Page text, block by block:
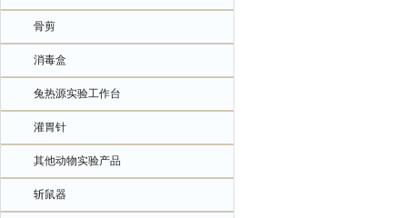
骨剪
消毒盒
兔热源实验工作台
灌胃针
其他动物实验产品
斩鼠器